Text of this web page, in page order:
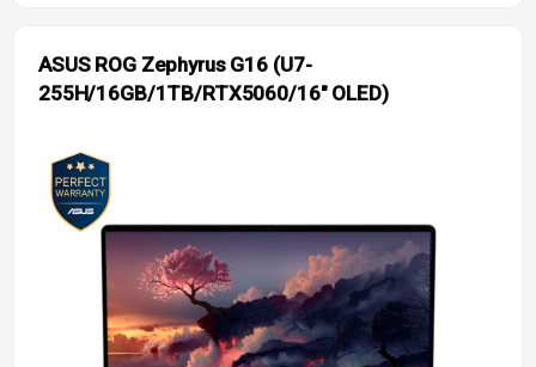
ASUS ROG Zephyrus G16 (U7-
255H/16GB/1TB/RTX5060/16″ OLED)